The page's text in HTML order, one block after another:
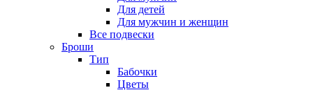
Для детей
Для мужчин и женщин
Все подвески
Броши
Тип
Бабочки
Цветы